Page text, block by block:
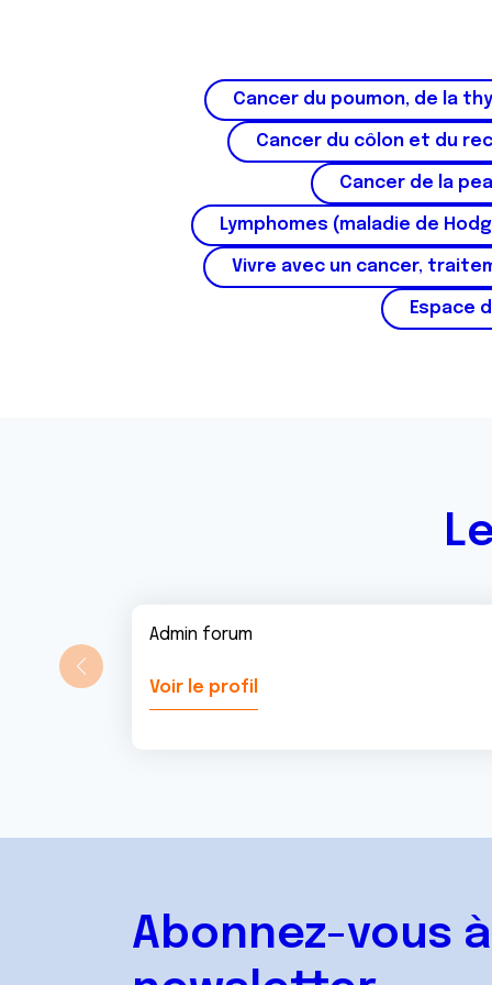
Cancer du poumon, de la
Cancer du côlon et du
Cancer de la
Lymphomes (maladie de
Vivre avec un cancer,
Espace
Admin forum
Voir le profil
Abonnez-vous